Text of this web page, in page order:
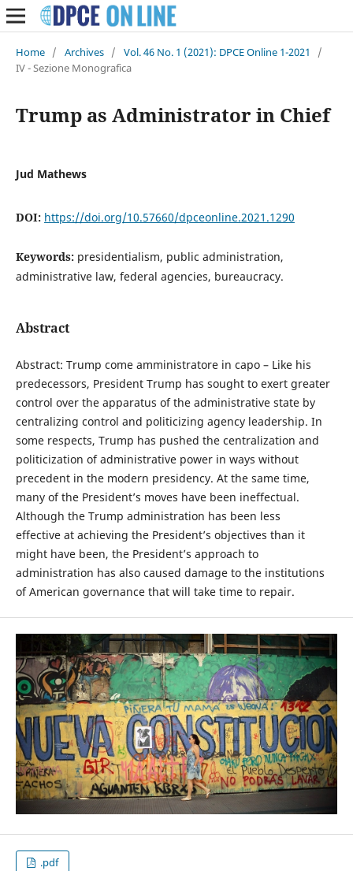
Home / Archives / Vol. 46 No. 1 (2021): DPCE Online 1-2021
/
IV - Sezione Monografica
Trump as Administrator in Chief
Jud Mathews
DOI: https://doi.org/10.57660/dpceonline.2021.1290
Keywords: presidentialism, public administration,
administrative law, federal agencies, bureaucracy.
Abstract
Abstract: Trump come amministratore in capo – Like his
predecessors, President Trump has sought to exert greater
control over the apparatus of the administrative state by
centralizing control and politicizing agency leadership. In
some respects, Trump has pushed the centralization and
politicization of administrative power in ways without
precedent in the modern presidency. At the same time,
many of the President’s moves have been ineffectual.
Although the Trump administration has been less
effective at achieving the President’s objectives than it
might have been, the President’s approach to
administration has also caused damage to the institutions
of American governance that will take time to repair.
.pdf